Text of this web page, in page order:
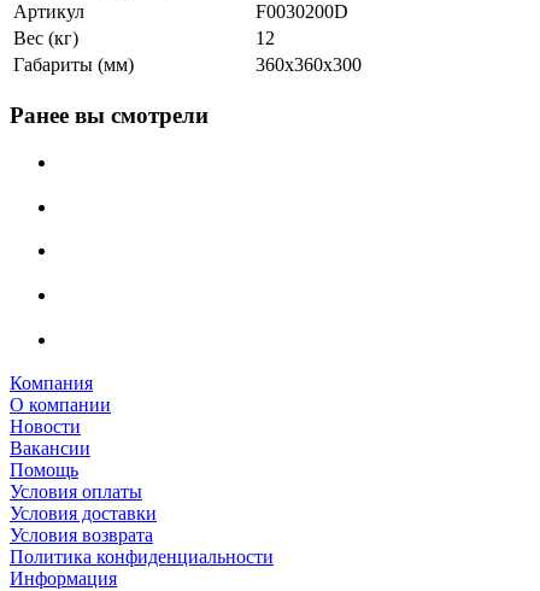
Артикул
F0030200D
Вес (кг)
12
Габариты (мм)
360х360х300
Ранее вы смотрели
Компания
О компании
Новости
Вакансии
Помощь
Условия оплаты
Условия доставки
Условия возврата
Политика конфиденциальности
Информация